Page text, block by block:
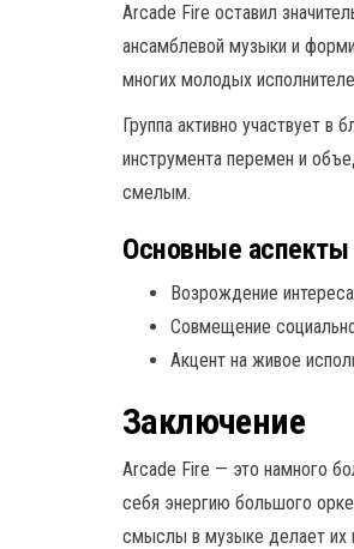
Arcade Fire оставил
ансамблевой музыки и
многих молодых
Группа активно участвует в
инструмента перемен и
смелым.
Основные аспекты
Возрождение
Совмещение
Акцент на живое
Заключение
Arcade Fire — это намного
себя энергию большого
смыслы в музыке делает их